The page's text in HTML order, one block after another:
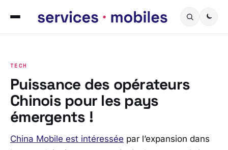
TECH
Puissance des opérateurs
Chinois pour les pays
émergents !
China Mobile est intéressée par l’expansion dans